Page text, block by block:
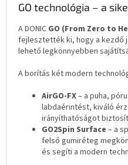
GO technológia – a
A DONIC GO (From Zero to
fejlesztették ki, hogy a kezdő
lehető legkönnyebben
A borítás két modern
AirGO-FX– a puha,
labdaérintést, kiváló
irányíthatóságot
GO2Spin Surface – a
felső gumiréteg
és segíti a modern